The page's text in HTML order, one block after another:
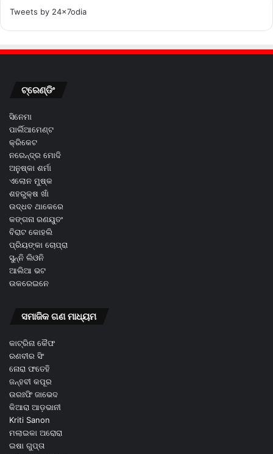
Tweets by 24x7odia
ଟ୍ରେଣ୍ଡିଂ
ସିନେମା
ପାର୍ଲିଆମେଣ୍ଟ
କ୍ରିକେଟ
ନରେନ୍ଦ୍ର ମୋଦି
ଅନୁଷ୍କା ଶର୍ମା
ଏଲୋନ ମୁଷ୍କ
ଶହରୁକ୍ଷ ଖାଁ
ଉଦ୍ଧବ ଥାକେରେ
କଙ୍ଗନା ରଣୟୁତଂ
ବିରାଟ କୋହଲି
ପ୍ରିୟଙ୍କା ଚୋପ୍ରା
ସୁନ୍ନି ଲିଓନି
ଆଲିଆ ଭଟ
ଉକରେଇନେ
ସମାଜିକ ଗଣ ମାଧ୍ୟମ
କାଟ୍ରିନା କୈଫ
ରଣବୀର ସିଂ
ନୋରା ଫତେହି
ଜନ୍ହବୀ କପୂର
ଉରଃଫି ଜାଭେଦ
କିଆରା ଆଡ଼ଭାନୀ
Kriti Sanon
ମଲାଇକା ଅରୋରା
ଇଷା ଗୁପ୍ତା